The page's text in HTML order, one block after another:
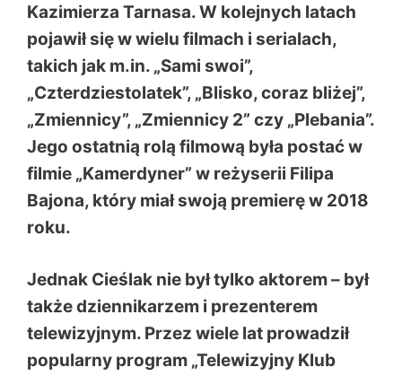
Kazimierza Tarnasa. W kolejnych latach
pojawił się w wielu filmach i serialach,
takich jak m.in. „Sami swoi”,
„Czterdziestolatek”, „Blisko, coraz bliżej”,
„Zmiennicy”, „Zmiennicy 2” czy „Plebania”.
Jego ostatnią rolą filmową była postać w
filmie „Kamerdyner” w reżyserii Filipa
Bajona, który miał swoją premierę w 2018
roku.
Jednak Cieślak nie był tylko aktorem – był
także dziennikarzem i prezenterem
telewizyjnym. Przez wiele lat prowadził
popularny program „Telewizyjny Klub